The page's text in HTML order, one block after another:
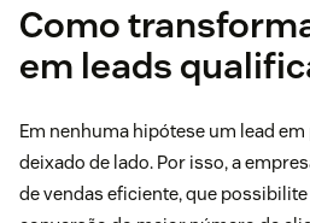
Como
em leads
Em nenhuma hipótese um lead
deixado de lado. Por isso, a
de vendas eficiente, que